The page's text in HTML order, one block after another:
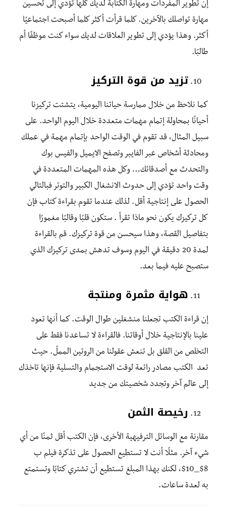
إن تطوير المفردات ومهارة الكتابة لديك كلها تؤدي إلى تحسين
مهارة تواصلك بالآخرين. كلما قرأت أكثر كلما أصبحت اجتماعيًا
أكثر. وهذا يؤدي إلى تطوير العلاقات لديك سواء كنت موظفًا أم
طالبًا.
تزيد من قوة التركيز
كما نلاحظ من خلال ممارسة حياتنا اليومية، يتشتت تركيزنا
أحيانًا بمحاولة إتمام مهمات متعددة خلال اليوم الواحد. على
سبيل المثال، قد تقوم في الوقت الواحد بإتمام مهمة في عملك
ومحادثة أشخاص عبر الفايبر وتصفح الايميل والفيس بوك
والتحدث مع أصدقائك… وكل هذه المهمات المتعددة في
وقت واحد تؤدي إلى حدوث الانشغال الكبير والتوتر فبالتالي
الحصول على إنتاجية أقل. لذلك عندما تقوم بقراءة كتاب فإن
كل تركيزك يكون نحو ماذا تقرأ . ستكون قلبًا وقالبًا مغمورًا
بتفاصيل القصة، وهذا سيحسن من قوة تركيزك. قم بالقراءة
لمدة 20 دقيقة في اليوم وسوف تدهش بمدى تركيزك الذي
ستصبح عليه فيما بعد.
هواية مثمرة ومنتجة
إن قراءة الكتب تجعلنا منشغلين طوال الوقت. كما أنها تعود
علينا بالإنتاجية خلال أوقاتنا. فالقراءة لا تساعدنا فقط على
التخلص من القلق بل تنعش عقولنا من الروتين المملّ. حيث
تعد الكتب مصادر رائعة لوقت الاستجمام والتسلية فإنها تاخذك
إلى عالم آخر وتجدد شخصيتك من جديد
رخيصة الثمن
مقارنة مع الوسائل الترفيهية الأخرى، فإن الكتب أقل ثمنًا من أي
شيء آخر. مثلًا أنت لا تستطيع الحصول على تذكرة فيلم ب
8$_10$، لكنك بهذا المبلغ تستطيع أن تشتري كتابًا وتستمتع
به لعدة ساعات.